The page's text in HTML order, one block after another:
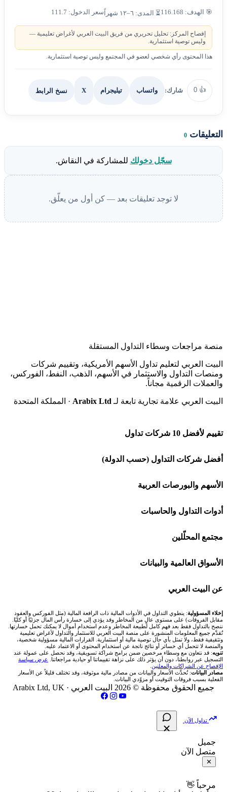
🎯 الهدف: 116.168 ⏳ المدى: ٦–١٢ شهراً سعر الدخول: 111.7
إفصاح المركز: تحليل تحريري من فريق البيت العربي لأغراض تعليمية —
وليس توصية استثمارية.
هذا المحتوى رأي شخصي لعضو في المجتمع وليس توصية استثمارية.
👍
0 شارك: واتساب تيليجرام X نسخ الرابط
التعليقات 0
سجّل دخولك للمشاركة في النقاش.
لا توجد تعليقات بعد — كن أول من يعلّق.
منصة مراجعات وسطاء التداول المستقلة
البيت العربي لتعليم تداول الأسهم الأمريكية، وتقييم شركات
ومنصات التداول والاستثمار في الأسهم، الذهب، النفط، الفوركس،
والعملات الرقمية مجاناً.
البيت العربي علامة تجارية تابعة لـ Arabix Ltd · المملكة المتحدة
تقييم لأفضل 10 شركات تداول
شركة Capital.com
افاتريد AvaTrade
اكسنس Exness
منصة بينانس
اكس تي بي XTB
انتراكتيف بروكرز IBKR
أفضل شركات التداول (حسب الدولة)
شركات تداول في السعودية
شركات تداول في الإمارات
شركات تداول في الكويت
شركات تداول في قطر
شركات تداول في الأردن
شركات تداول في العراق
شركات تداول في فلسطين
الأسهم والبورصات العربية
🌍 كل البورصات العربية
🇸🇦 السوق السعودية
🇦🇪 أسواق الإمارات
🇪🇬 البورصة المصرية
🇶🇦 بورصة قطر
🇯🇴 بورصة عمّان
🇧🇭 بورصة البحرين
فلتر الأسهم الشرعي
📋 جميع الأسهم
أدوات التداول والحاسبات
🕌 حاسبة الزكاة
💱 محول العملات
🧮 حاسبة حجم اللوت
📊 حاسبة قيمة النقطة
💰 حاسبة ربح الفوركس
📌 حاسبة النقاط المحورية
📏 حاسبة حجم المركز
📈 حاسبة عائد التداول
📊 حاسبة الربح التراكمي
🧮 حاسبة متوسط سعر السهم
مجتمع المحلّلين
🧱 حائط المجتمع
🏆 لوحة المحلّلين
✍️ اكتب تحليلك
الأسواق العالمية والبيانات
🌐 المؤشرات العالمية
🥇 سعر الذهب اليوم
🥇 أسعار الذهب والمعادن
💱 أسعار العملات والفوركس
💵 سعر الريال السعودي في مصر
📅 المؤشرات الاقتصادية
عن البيت العربي
من نحن
تواصل معنا
فريق المؤلفين
مقالات تعليمية
سياسة تقييم الشركات
شركات التداول النصابة
الإبلاغ عن شركة نصابة
شروط الاستخدام
إخلاء المسؤولية: ينطوي التداول في الأدوات المالية ذات الرافعة المالية (مثل الفوركس والعقود
مقابل الفروقات) على مستوى عالٍ من المخاطر وقد يؤدي إلى خسارة رأس المال جزئيًا أو كليًا.
ننصح بالتداول فقط بعد فهم كامل لطبيعة المخاطر وعدم استخدام أموال لا يمكنك تحمل خسارتها.
تُقدَّم جميع المعلومات المنشورة على منصة البيت العربي للاستثمار والتداول لأغراض تعليمية
وتثقيفية فقط، ولا تمثل بأي حال توصية مالية أو استثمارية. القرارات المالية مسؤولية شخصية،
والمنصة لا تتحمل أي خسائر أو نتائج ناتجة عن استخدام المحتوى أو الاعتماد عليه.
تنويه: قد نتعاون مع وسطاء مرخصين ضمن برامج شراكة تسويقية، وقد نحصل على عمولة عند
التسجيل عبر روابطنا، دون أن يؤثر ذلك على نزاهة تقييماتنا أو حيادية مراجعاتنا. عرض سياسة
الإفصاح عن الشراكات والمعلنين
مصادر البيانات: تُحدَّث الأسعار والبيانات من مصادر مالية موثوقة، وقد تختلف قليلاً عن الأسعار
الفعلية بسبب فروقات التوقيت أو مزوّدي البيانات.
جميع الحقوق محفوظة © 2026 البيت العربي · Arabix Ltd, UK
تداول الآن
جميل
متصل الآن
✕
مرحباً 👋